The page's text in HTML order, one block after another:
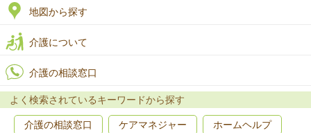
地図から探す
介護について
介護の相談窓口
よく検索されているキーワードから探す
介護の相談窓口 ケアマネジャー ホームヘルプ